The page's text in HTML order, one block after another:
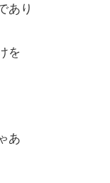
あり
を
あ